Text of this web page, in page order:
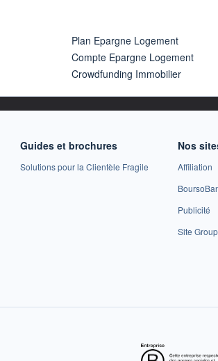
Plan Epargne Logement
Compte Epargne Logement
Crowdfunding Immobilier
Guides et brochures
Solutions pour la Clientèle Fragile
Nos
Affiliation
Publicité
Site